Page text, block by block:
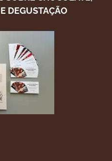
DEGUSTAÇÃO